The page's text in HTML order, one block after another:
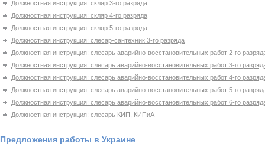
Должностная инструкция: скляр 3-го разряда
Должностная инструкция: скляр 4-го разряда
Должностная инструкция: скляр 5-го разряда
Должностная инструкция: слесар-сантехник 3-го разряда
Должностная инструкция: слесарь аварийно-восстановительных работ 2-го
Должностная инструкция: слесарь аварийно-восстановительных работ 3-го
Должностная инструкция: слесарь аварийно-восстановительных работ 4-го
Должностная инструкция: слесарь аварийно-восстановительных работ 5-го
Должностная инструкция: слесарь аварийно-восстановительных работ 6-го
Должностная инструкция: слесарь КИП, КИПиА
Предложения работы в Украине